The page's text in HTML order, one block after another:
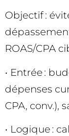
Objectif :
ROAS/CPA
• Entrée :
dépenses
CPA, conv.),
• Logique :